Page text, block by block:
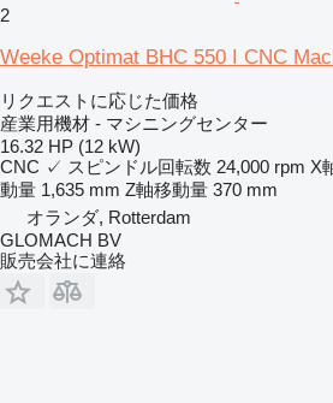
2
Weeke Optimat BHC 550 I CNC
リクエストに応じた価格
産業用機材 - マシニングセンター
16.32 HP (12 kW)
CNC ✓ スピンドル回転数 24,000 rpm X
動量 1,635 mm Z軸移動量 370 mm
オランダ, Rotterdam
GLOMACH BV
販売会社に連絡